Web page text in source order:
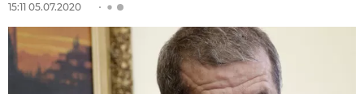
15:11 05.07.2020